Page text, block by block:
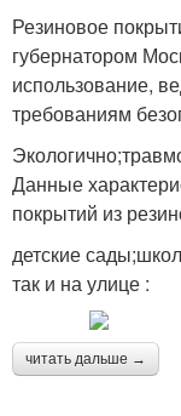
Резиновое
губернатором
использование,
требованиям
Данные
покрытий из
детские
так и на улице :
читать дальше →